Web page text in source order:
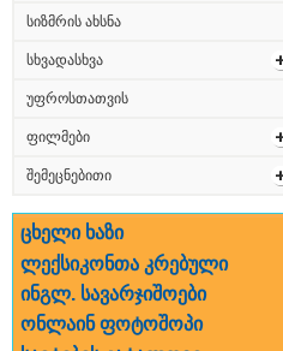
სიზმრის ახსნა
სხვადასხვა
უფროსთათვის
ფილმები
შემეცნებითი
ცხელი ხაზი
ლექსიკონთა კრებული
ინგლ. სავარჯიშოები
ონლაინ ფოტოშოპი